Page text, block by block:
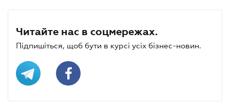
Читайте нас в соцмережах.
Підпишіться, щоб бути в курсі усіх бізнес-новин.